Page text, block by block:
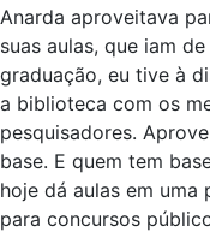
Anarda aproveitava
suas aulas, que iam
graduação, eu tive à
a biblioteca com os
pesquisadores.
base. E quem tem
hoje dá aulas em
para concursos